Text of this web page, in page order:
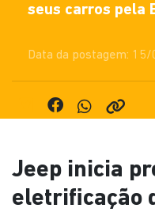
seus carros pela
Data da postagem:
Jeep inicia
eletrificação